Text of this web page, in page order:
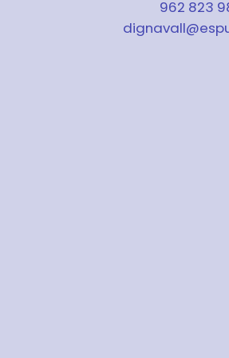
962 823